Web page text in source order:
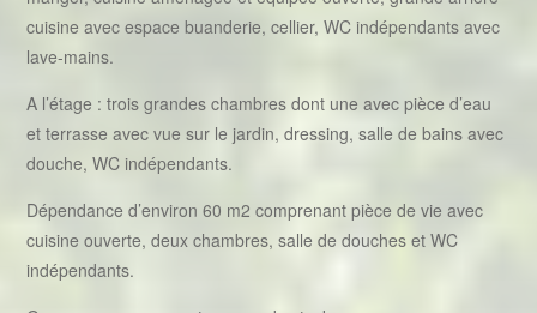
cuisine avec espace buanderie, cellier, WC indépendants avec
lave-mains.
A l’étage : trois grandes chambres dont une avec pièce d’eau
et terrasse avec vue sur le jardin, dressing, salle de bains avec
douche, WC indépendants.
Dépendance d’environ 60 m2 comprenant pièce de vie avec
cuisine ouverte, deux chambres, salle de douches et WC
indépendants.